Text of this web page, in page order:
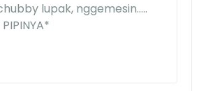
lupak, nggemesin.....